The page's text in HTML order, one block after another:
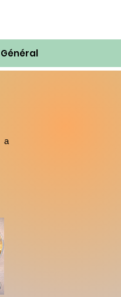
Général
a